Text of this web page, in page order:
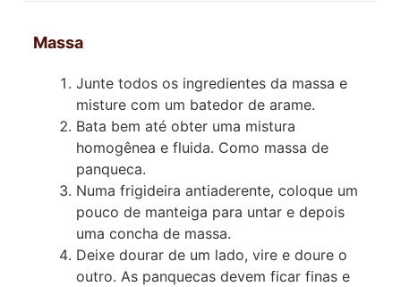
Massa
Junte todos os ingredientes da massa e
misture com um batedor de arame.
Bata bem até obter uma mistura
homogênea e fluida. Como massa de
panqueca.
Numa frigideira antiaderente, coloque um
pouco de manteiga para untar e depois
uma concha de massa.
Deixe dourar de um lado, vire e doure o
outro. As panquecas devem ficar finas e